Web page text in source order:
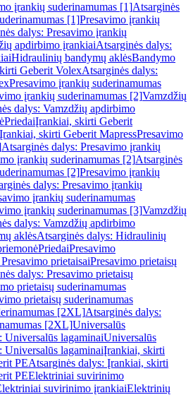
įrankių suderinamumas [1]Atsarginės
[1]Presavimo įrankių
dalys: Presavimo įrankių
apdirbimo įrankiaiAtsarginės dalys:
Hidraulinių bandymų aklėsBandymo
Geberit VolexAtsarginės dalys:
Presavimo įrankių suderinamumas
įrankių suderinamumas [2]Vamzdžių
dalys: Vamzdžių apdirbimo
PriedaiĮrankiai, skirti Geberit
skirti Geberit MapressPresavimo
Atsarginės dalys: Presavimo įrankių
įrankių suderinamumas [2]Atsarginės
[2]Presavimo įrankių
dalys: Presavimo įrankių
įrankių suderinamumas
įrankių suderinamumas [3]Vamzdžių
dalys: Vamzdžių apdirbimo
aklėsAtsarginės dalys: Hidraulinių
PriedaiPresavimo
prietaisaiPresavimo prietaisų
dalys: Presavimo prietaisų
prietaisų suderinamumas
prietaisų suderinamumas
[2XL]Atsarginės dalys:
[2XL]Universalūs
Universalūs lagaminaiUniversalūs
Universalūs lagaminaiĮrankiai, skirti
PEAtsarginės dalys: Įrankiai, skirti
PEElektriniai suvirinimo
suvirinimo įrankiaiElektrinių